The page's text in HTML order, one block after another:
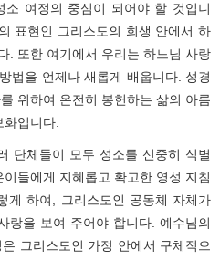
소 여정의 중심이 되어야 할 것입니
표현인 그리스도의 희생 안에서 하
. 또한 여기에서 우리는 하느님 사랑
법을 언제나 새롭게 배웁니다. 성경
위하여 온전히 봉헌하는 삶의 아름
입니다.
단체들이 모두 성소를 신중히 식별
들에게 지혜롭고 확고한 영성 지침
게 하여, 그리스도인 공동체 자체가
랑을 보여 주어야 합니다. 예수님의
그리스도인 가정 안에서 구체적으